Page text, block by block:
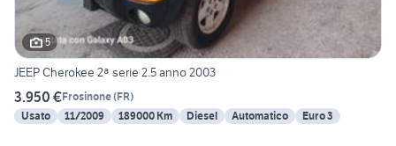
5
JEEP Cherokee 2ª serie 2.5 anno 2003
3.950 €Frosinone(FR)
Usato
11/2009 189000 Km Diesel Automatico Euro 3